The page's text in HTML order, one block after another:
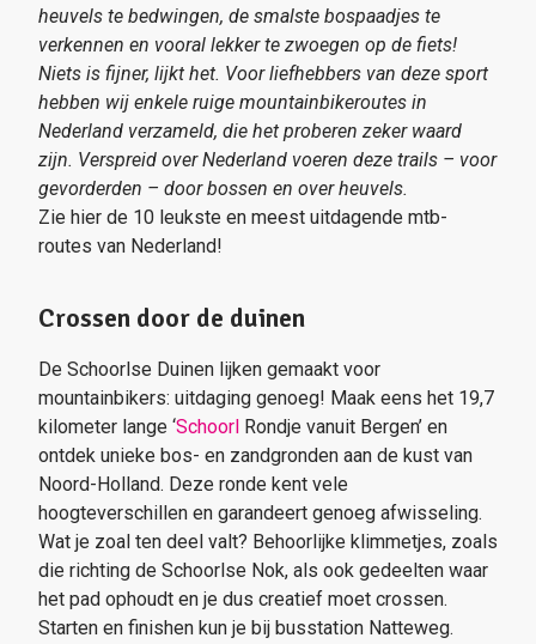
heuvels te bedwingen, de smalste bospaadjes te
verkennen en vooral lekker te zwoegen op de fiets!
Niets is fijner, lijkt het. Voor liefhebbers van deze sport
hebben wij enkele ruige mountainbikeroutes in
Nederland verzameld, die het proberen zeker waard
zijn. Verspreid over Nederland voeren deze trails – voor
gevorderden – door bossen en over heuvels.
Zie hier de 10 leukste en meest uitdagende mtb-
routes van Nederland!
Crossen door de duinen
De Schoorlse Duinen lijken gemaakt voor
mountainbikers: uitdaging genoeg! Maak eens het 19,7
kilometer lange ‘Schoorl Rondje vanuit Bergen’ en
ontdek unieke bos- en zandgronden aan de kust van
Noord-Holland. Deze ronde kent vele
hoogteverschillen en garandeert genoeg afwisseling.
Wat je zoal ten deel valt? Behoorlijke klimmetjes, zoals
die richting de Schoorlse Nok, als ook gedeelten waar
het pad ophoudt en je dus creatief moet crossen.
Starten en finishen kun je bij busstation Natteweg.